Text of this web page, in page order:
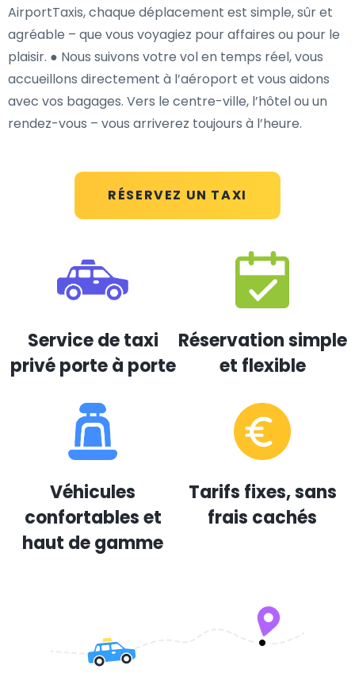
RÉSERVEZ UN TAXI
AirportTaxis, chaque déplacement est simple, sûr et
agréable – que vous voyagiez pour affaires ou pour le
plaisir. ● Nous suivons votre vol en temps réel, vous
accueillons directement à l’aéroport et vous aidons
avec vos bagages. Vers le centre-ville, l’hôtel ou un
rendez-vous – vous arriverez toujours à l’heure.
Service de taxi
privé porte à porte
Réservation simple
et flexible
Véhicules
confortables et
haut de gamme
Tarifs fixes, sans
frais cachés